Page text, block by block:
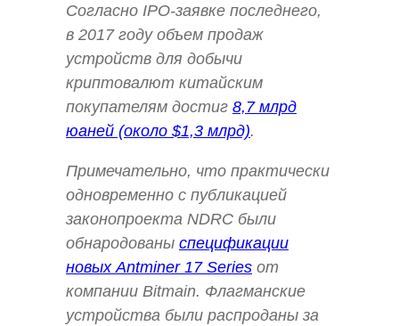
Согласно IPO-заявке последнего,
в 2017 году объем продаж
устройств для добычи
криптовалют китайским
покупателям достиг 8,7 млрд
юаней (около $1,3 млрд).
Примечательно, что практически
одновременно с публикацией
законопроекта NDRC были
обнародованы спецификации
новых Antminer 17 Series от
компании Bitmain. Флагманские
устройства были распроданы за